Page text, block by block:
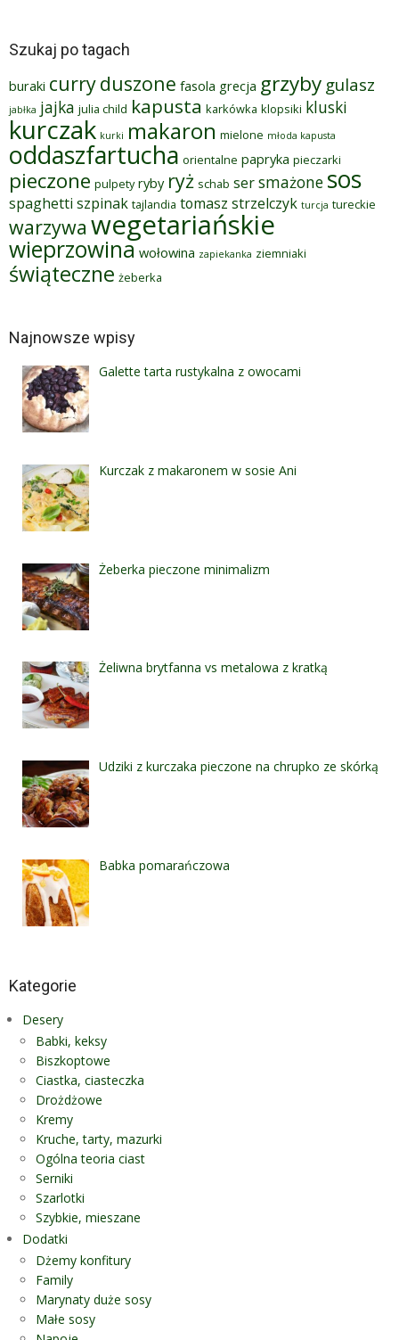
Szukaj po tagach
buraki curryduszone fasola grecja grzyby gulasz
jabłka jajka julia child kapusta karkówka klopsiki kluski
kurczak kurki makaron mielone młoda kapusta
oddaszfartucha orientalne papryka pieczarki
pieczone pulpety ryby ryż schab sersmażone sos
spaghetti szpinak tajlandia tomasz strzelczyk turcja tureckie
warzywa wegetariańskie
wieprzowina wołowina zapiekanka ziemniaki
świąteczne żeberka
Najnowsze wpisy
Galette tarta rustykalna z owocami
Kurczak z makaronem w sosie Ani
Żeberka pieczone minimalizm
Żeliwna brytfanna vs metalowa z kratką
Udziki z kurczaka pieczone na chrupko ze skórką
Babka pomarańczowa
Kategorie
Desery
Babki, keksy
Biszkoptowe
Ciastka, ciasteczka
Drożdżowe
Kremy
Kruche, tarty, mazurki
Ogólna teoria ciast
Serniki
Szarlotki
Szybkie, mieszane
Dodatki
Dżemy konfitury
Family
Marynaty duże sosy
Małe sosy